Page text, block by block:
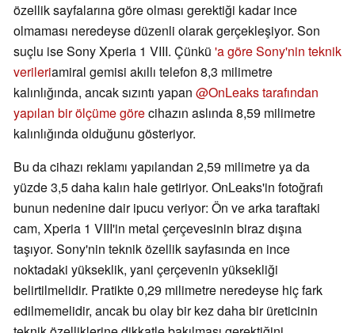
özellik sayfalarına göre olması gerektiği kadar ince
olmaması neredeyse düzenli olarak gerçekleşiyor. Son
suçlu ise Sony Xperia 1 VIII. Çünkü 'a göre Sony'nin teknik
verileriamiral gemisi akıllı telefon 8,3 milimetre
kalınlığında, ancak sızıntı yapan @OnLeaks tarafından
yapılan bir ölçüme görecihazın aslında 8,59 milimetre
kalınlığında olduğunu gösteriyor.
Bu da cihazı reklamı yapılandan 2,59 milimetre ya da
yüzde 3,5 daha kalın hale getiriyor. OnLeaks'in fotoğrafı
bunun nedenine dair ipucu veriyor: Ön ve arka taraftaki
cam, Xperia 1 VIII'in metal çerçevesinin biraz dışına
taşıyor. Sony'nin teknik özellik sayfasında en ince
noktadaki yükseklik, yani çerçevenin yüksekliği
belirtilmelidir. Pratikte 0,29 milimetre neredeyse hiç fark
edilmemelidir, ancak bu olay bir kez daha bir üreticinin